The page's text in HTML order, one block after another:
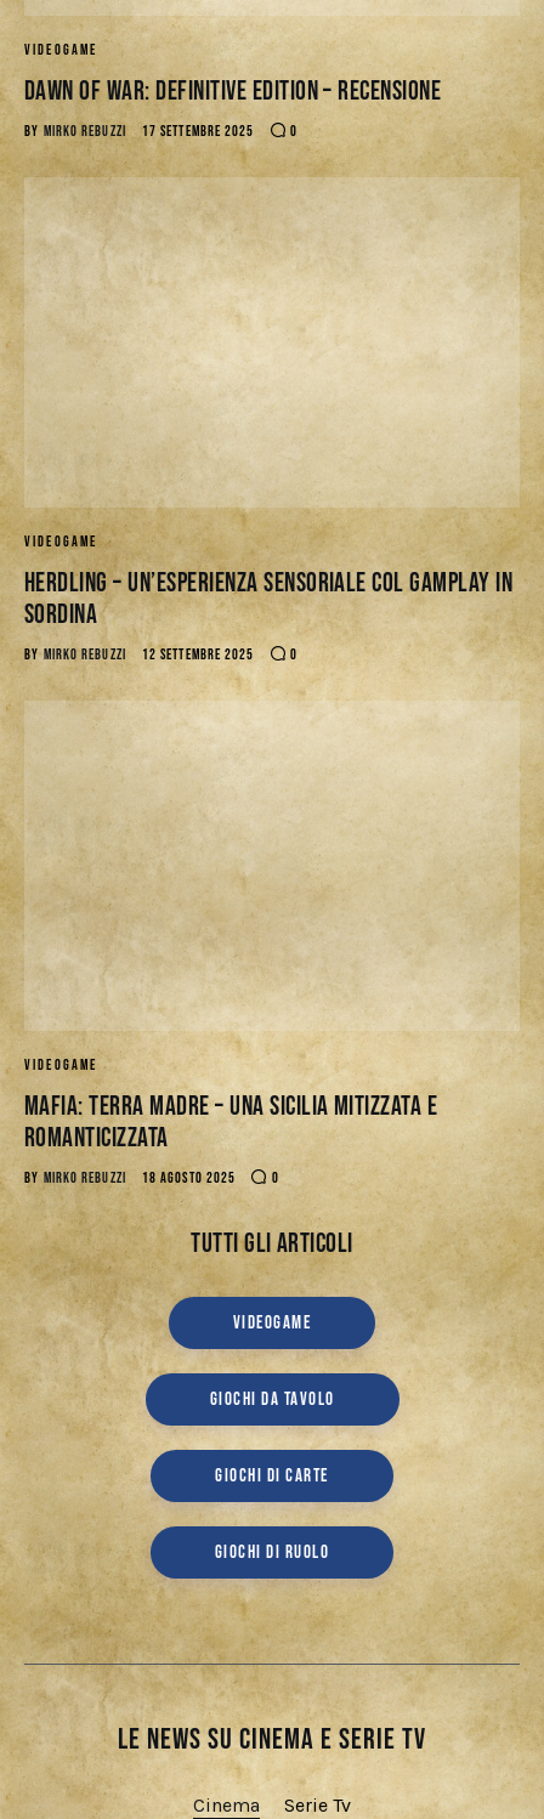
VIDEOGAME
Dawn of War: Definitive Edition – Recensione
BY MIRKO REBUZZI 17 SETTEMBRE 2025 0
VIDEOGAME
Herdling – Un’esperienza sensoriale col gamplay in
sordina
BY MIRKO REBUZZI 12 SETTEMBRE 2025 0
VIDEOGAME
Mafia: Terra Madre – Una Sicilia mitizzata e
romanticizzata
BY MIRKO REBUZZI 18 AGOSTO 2025 0
Tutti gli articoli
VIDEOGAME
GIOCHI DA TAVOLO
GIOCHI DI CARTE
GIOCHI DI RUOLO
Le news su cinema e serie tv
Cinema Serie Tv